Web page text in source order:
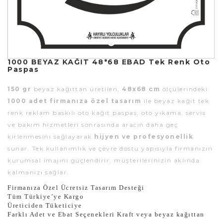
1000 BEYAZ KAĞIT 48*68 EBAD Tek Renk Oto
Paspas
150 gr beyaz kağıttan üretilen, 48x68 cm ölçülerindeki
1000 adet firmanıza özel tasarım ile beyaz kağıt tek
renk reklam baskılı oto kağıt paspas; oto yıkama, servis
ve bakım hizmetleri sonrasında aracın daha geç
kirlenmesini sağlayarak hijyen ve profesyonellik
sunar. Tek kullanımlık ve çevre dostu yapısıyla firmanızın
kurumsal imajını güçlendirir, müşterilerinizin aklında
kalmanızı sağlar.
Firmanıza Özel Ücretsiz Tasarım Desteği
Tüm Türkiye’ye Kargo
Üreticiden Tüketiciye
Farklı Adet ve Ebat Seçenekleri Kraft veya beyaz kağıttan